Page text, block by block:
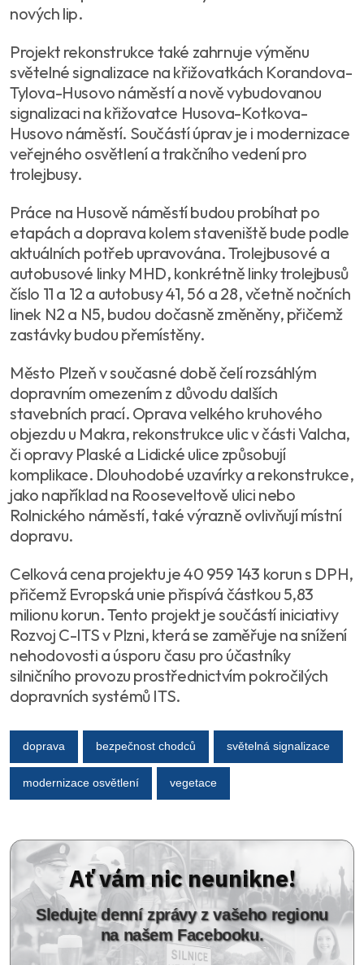
nových lip.
Projekt rekonstrukce také zahrnuje výměnu
světelné signalizace na křižovatkách Korandova-
Tylova-Husovo náměstí a nově vybudovanou
signalizaci na křižovatce Husova-Kotkova-
Husovo náměstí. Součástí úprav je i modernizace
veřejného osvětlení a trakčního vedení pro
trolejbusy.
Práce na Husově náměstí budou probíhat po
etapách a doprava kolem staveniště bude podle
aktuálních potřeb upravována. Trolejbusové a
autobusové linky MHD, konkrétně linky trolejbusů
číslo 11 a 12 a autobusy 41, 56 a 28, včetně nočních
linek N2 a N5, budou dočasně změněny, přičemž
zastávky budou přemístěny.
Město Plzeň v současné době čelí rozsáhlým
dopravním omezením z důvodu dalších
stavebních prací. Oprava velkého kruhového
objezdu u Makra, rekonstrukce ulic v části Valcha,
či opravy Plaské a Lidické ulice způsobují
komplikace. Dlouhodobé uzavírky a rekonstrukce,
jako například na Rooseveltově ulici nebo
Rolnického náměstí, také výrazně ovlivňují místní
dopravu.
Celková cena projektu je 40 959 143 korun s DPH,
přičemž Evropská unie přispívá částkou 5,83
milionu korun. Tento projekt je součástí iniciativy
Rozvoj C-ITS v Plzni, která se zaměřuje na snížení
nehodovosti a úsporu času pro účastníky
silničního provozu prostřednictvím pokročilých
dopravních systémů ITS.
doprava bezpečnost chodců světelná signalizace
modernizace osvětlení vegetace
Ať vám nic neunikne!
Sledujte denní zprávy z vašeho regionu
na našem Facebooku.